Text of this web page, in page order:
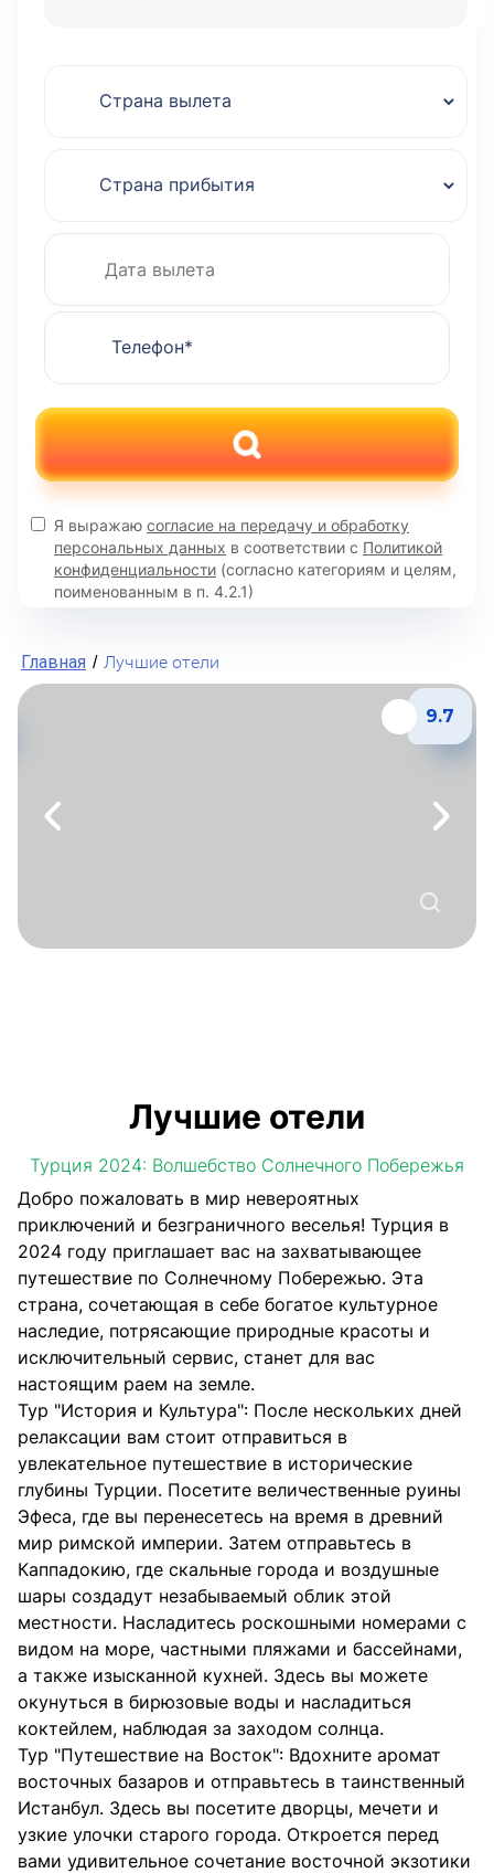
ПОИСК
Я выражаю согласие на передачу и обработку
персональных данных в соответствии с Политикой
конфиденциальности (согласно категориям и целям,
поименованным в п. 4.2.1)
Главная / Лучшие отели
9.7
Лучшие отели
Турция 2024: Волшебство Солнечного Побережья
Добро пожаловать в мир невероятных
приключений и безграничного веселья! Турция в
2024 году приглашает вас на захватывающее
путешествие по Солнечному Побережью. Эта
страна, сочетающая в себе богатое культурное
наследие, потрясающие природные красоты и
исключительный сервис, станет для вас
настоящим раем на земле.
Тур "История и Культура": После нескольких дней
релаксации вам стоит отправиться в
увлекательное путешествие в исторические
глубины Турции. Посетите величественные руины
Эфеса, где вы перенесетесь на время в древний
мир римской империи. Затем отправьтесь в
Каппадокию, где скальные города и воздушные
шары создадут незабываемый облик этой
местности. Насладитесь роскошными номерами с
видом на море, частными пляжами и бассейнами,
а также изысканной кухней. Здесь вы можете
окунуться в бирюзовые воды и насладиться
коктейлем, наблюдая за заходом солнца.
Тур "Путешествие на Восток": Вдохните аромат
восточных базаров и отправьтесь в таинственный
Истанбул. Здесь вы посетите дворцы, мечети и
узкие улочки старого города. Откроется перед
вами удивительное сочетание восточной экзотики